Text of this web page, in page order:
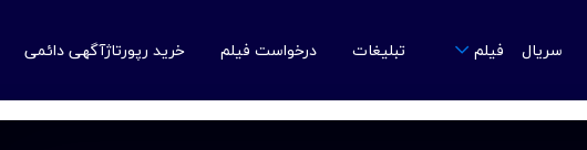
سریال فیلم تبلیغات درخواست فیلم خرید رپورتاژآگهی دائمی